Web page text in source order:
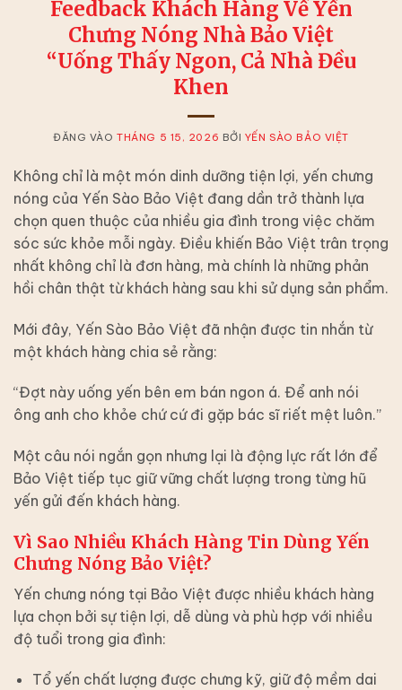
Feedback Khách Hàng Về Yến
Chưng Nóng Nhà Bảo Việt
“Uống Thấy Ngon, Cả Nhà Đều
Khen
ĐĂNG VÀOTHÁNG 5 15, 2026 BỞI YẾN SÀO BẢO VIỆT
Không chỉ là một món dinh dưỡng tiện lợi, yến chưng
nóng của Yến Sào Bảo Việt đang dần trở thành lựa
chọn quen thuộc của nhiều gia đình trong việc chăm
sóc sức khỏe mỗi ngày. Điều khiến Bảo Việt trân trọng
nhất không chỉ là đơn hàng, mà chính là những phản
hồi chân thật từ khách hàng sau khi sử dụng sản phẩm.
Mới đây, Yến Sào Bảo Việt đã nhận được tin nhắn từ
một khách hàng chia sẻ rằng:
“Đợt này uống yến bên em bán ngon á. Để anh nói
ông anh cho khỏe chứ cứ đi gặp bác sĩ riết mệt luôn.”
Một câu nói ngắn gọn nhưng lại là động lực rất lớn để
Bảo Việt tiếp tục giữ vững chất lượng trong từng hũ
yến gửi đến khách hàng.
Vì Sao Nhiều Khách Hàng Tin Dùng Yến
Chưng Nóng Bảo Việt?
Yến chưng nóng tại Bảo Việt được nhiều khách hàng
lựa chọn bởi sự tiện lợi, dễ dùng và phù hợp với nhiều
độ tuổi trong gia đình:
Tổ yến chất lượng được chưng kỹ, giữ độ mềm dai